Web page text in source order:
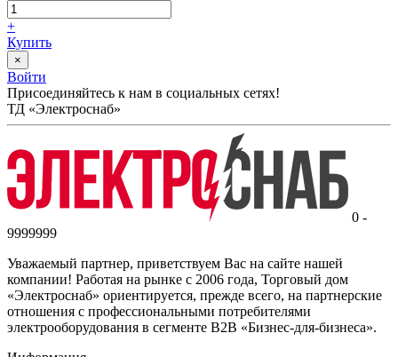
+
Купить
×
Войти
Присоединяйтесь к нам в социальных сетях!
ТД «Электроснаб»
0 -
9999999
Уважаемый партнер, приветствуем Вас на сайте нашей
компании! Работая на рынке с 2006 года, Торговый дом
«Электроснаб» ориентируется, прежде всего, на партнерские
отношения с профессиональными потребителями
электрооборудования в сегменте B2B «Бизнес-для-бизнеса».